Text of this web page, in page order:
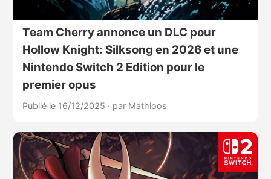
Team Cherry annonce un DLC pour
Hollow Knight: Silksong en 2026 et une
Nintendo Switch 2 Edition pour le
premier opus
Publié le 16/12/2025 · par Mathioos